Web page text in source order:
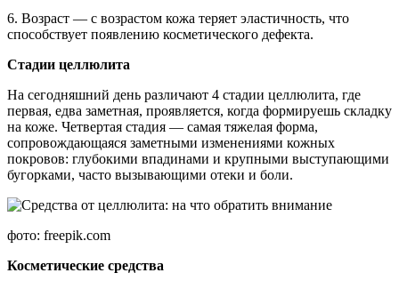
6. Возраст — с возрастом кожа теряет эластичность, что
способствует появлению косметического дефекта.
Стадии целлюлита
На сегодняшний день различают 4 стадии целлюлита, где
первая, едва заметная, проявляется, когда формируешь складку
на коже. Четвертая стадия — самая тяжелая форма,
сопровождающаяся заметными изменениями кожных
покровов: глубокими впадинами и крупными выступающими
бугорками, часто вызывающими отеки и боли.
фото: freepik.com
Косметические средства